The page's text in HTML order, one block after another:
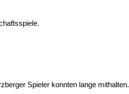
Spieler konnten lange mithalten.